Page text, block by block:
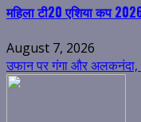
महिला टी20 एशिया कप
August 7, 2026
उफान पर गंगा और अलकनंदा,